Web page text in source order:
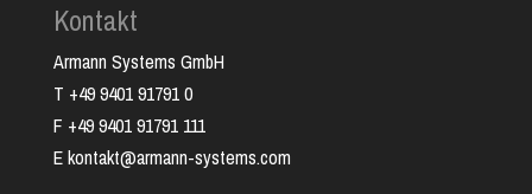
Kontakt
Armann Systems GmbH
T +49 9401 91791 0
F +49 9401 91791 111
E kontakt@armann-systems.com